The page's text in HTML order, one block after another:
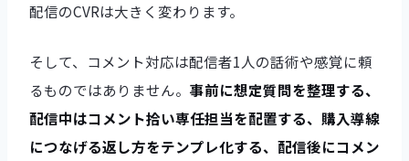
配信のCVRは大きく変わります。
そして、コメント対応は配信者1人の話術や感覚に頼
るものではありません。 事前に想定質問を整理する、
配信中はコメント拾い専任担当を配置する、購入導線
につなげる返し方をテンプレ化する、配信後にコメン